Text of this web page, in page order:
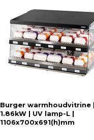
Burger warmhoudvitrine |
1.86kW | UV lamp-L |
1106x700x691(h)mm